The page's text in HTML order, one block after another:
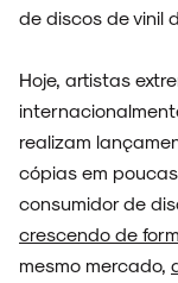
de discos de vinil
Hoje, artistas
realizam
cópias em
consumidor de
crescendo de
mesmo mercado,